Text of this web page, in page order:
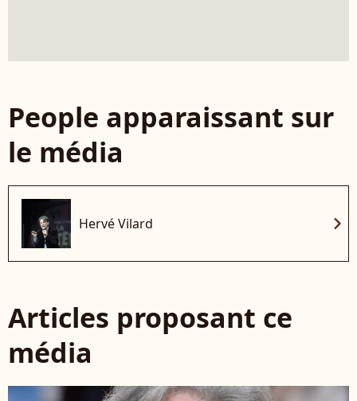
People apparaissant sur
le média
Hervé Vilard chevron_right
Articles proposant ce
média